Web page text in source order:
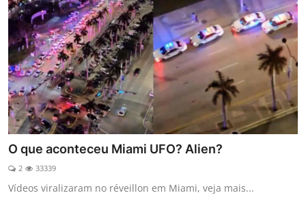
O que aconteceu Miami UFO? Alien?
2 33339
Vídeos viralizaram no réveillon em Miami, veja mais...